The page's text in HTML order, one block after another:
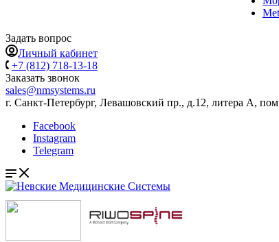
Задать вопрос
Личный кабинет
+7 (812) 718-13-18
Заказать звонок
sales@nmsystems.ru
г. Санкт-Петербург, Левашовский пр., д.12, литера А,
Facebook
Instagram
Telegram